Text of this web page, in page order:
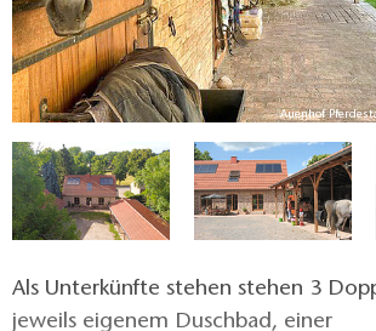
Auenhof
Als Unterkünfte stehen stehen 3
jeweils eigenem Duschbad, einer